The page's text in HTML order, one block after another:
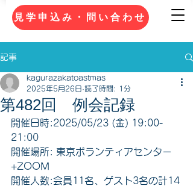
見学申込み・問い合わせ
記事
第482回 例会記録
kagurazakatoastmas
2025年5月26日 読了時間: 1分
開催日時:2025/05/23 (金) 19:00-
21:00
開催場所: 東京ボランティアセンター
+ZOOM
開催人数:会員11名、ゲスト3名の計14